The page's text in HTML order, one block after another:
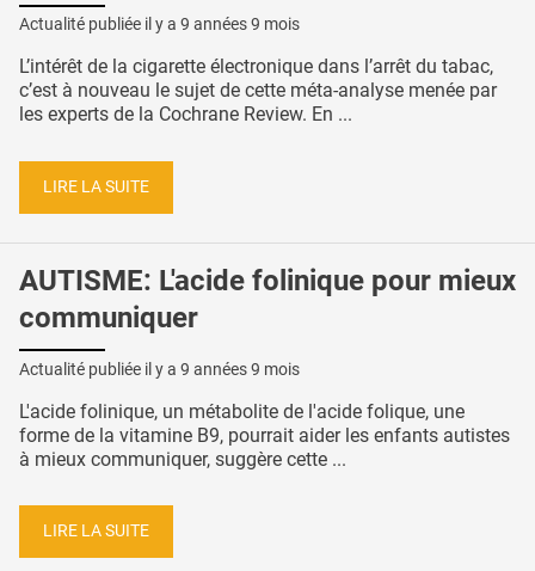
Actualité publiée il y a 9 années 9 mois
L’intérêt de la cigarette électronique dans l’arrêt du tabac,
c’est à nouveau le sujet de cette méta-analyse menée par
les experts de la Cochrane Review. En ...
LIRE LA SUITE
AUTISME: L'acide folinique pour mieux
communiquer
Actualité publiée il y a 9 années 9 mois
L'acide folinique, un métabolite de l'acide folique, une
forme de la vitamine B9, pourrait aider les enfants autistes
à mieux communiquer, suggère cette ...
LIRE LA SUITE